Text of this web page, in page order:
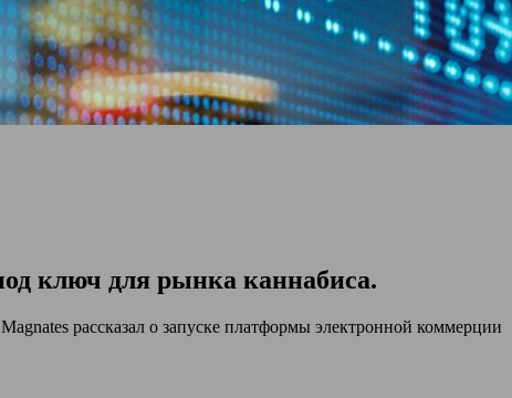
ключ для рынка каннабиса.
рассказал о запуске платформы электронной коммерции